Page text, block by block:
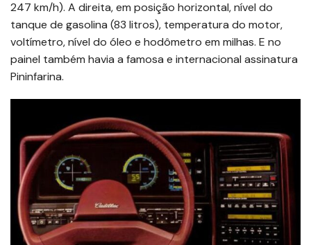
247 km/h). A direita, em posição horizontal, nível do
tanque de gasolina (83 litros), temperatura do motor,
voltímetro, nível do óleo e hodômetro em milhas. E no
painel também havia a famosa e internacional assinatura
Pininfarina.